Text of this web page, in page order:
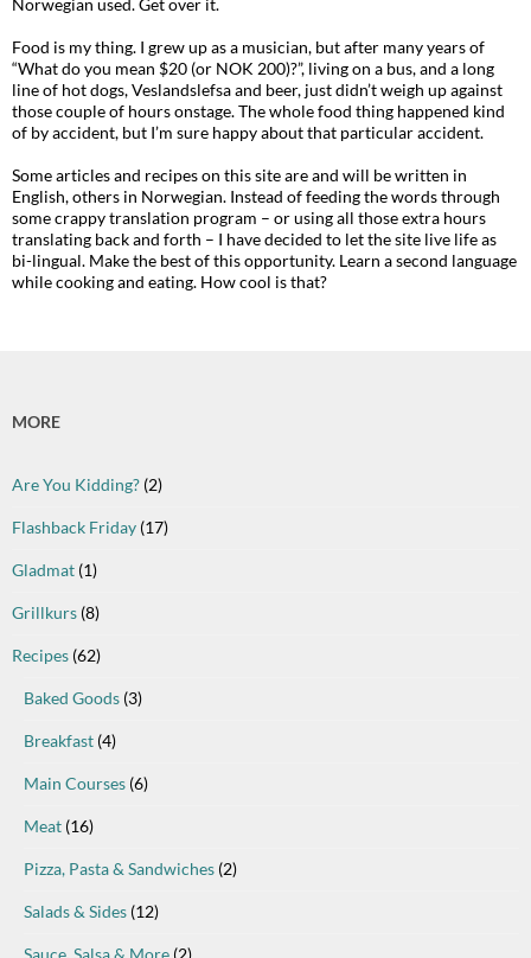
Norwegian used. Get over it.
Food is my thing. I grew up as a musician, but after many years of
“What do you mean $20 (or NOK 200)?”, living on a bus, and a long
line of hot dogs, Veslandslefsa and beer, just didn’t weigh up against
those couple of hours onstage. The whole food thing happened kind
of by accident, but I’m sure happy about that particular accident.
Some articles and recipes on this site are and will be written in
English, others in Norwegian. Instead of feeding the words through
some crappy translation program – or using all those extra hours
translating back and forth – I have decided to let the site live life as
bi-lingual. Make the best of this opportunity. Learn a second language
while cooking and eating. How cool is that?
MORE
Are You Kidding? (2)
Flashback Friday (17)
Gladmat (1)
Grillkurs (8)
Recipes (62)
Baked Goods (3)
Breakfast (4)
Main Courses (6)
Meat (16)
Pizza, Pasta & Sandwiches (2)
Salads & Sides (12)